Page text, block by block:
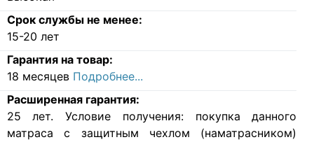
Срок службы не менее:
15-20 лет
Гарантия на товар:
18 месяцев Подробнее...
Расширенная гарантия:
25 лет. Условие получения: покупка данного
матраса с защитным чехлом (наматрасником)